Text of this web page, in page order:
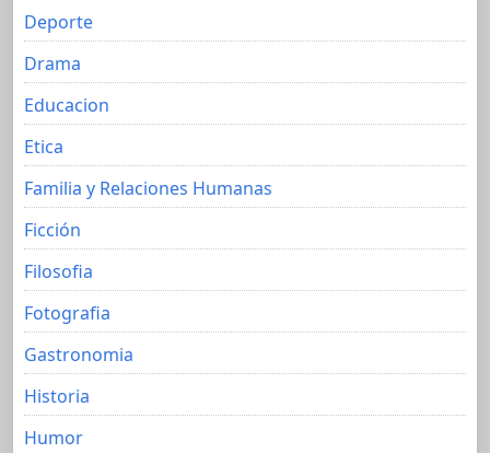
Deporte
Drama
Educacion
Etica
Familia y Relaciones Humanas
Ficción
Filosofia
Fotografia
Gastronomia
Historia
Humor